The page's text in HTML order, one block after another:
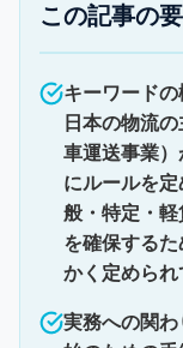
この記事の
キーワードの
日本の物流
車運送事業）
にルールを
般・特定・
を確保する
かく定められ
実務への関